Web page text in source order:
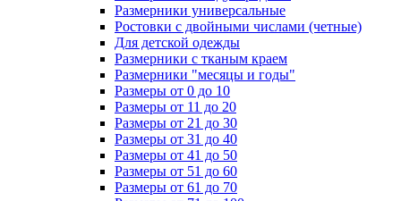
Размерники универсальные
Ростовки с двойными числами (четные)
Для детской одежды
Размерники с тканым краем
Размерники "месяцы и годы"
Размеры от 0 до 10
Размеры от 11 до 20
Размеры от 21 до 30
Размеры от 31 до 40
Размеры от 41 до 50
Размеры от 51 до 60
Размеры от 61 до 70